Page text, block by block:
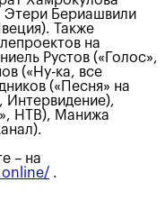
Бериашвили
Также
на
Рустов («Голос»,
(«Ну-ка, все
(«Песня» на
Интервидение),
НТВ), Манижа
– на
.